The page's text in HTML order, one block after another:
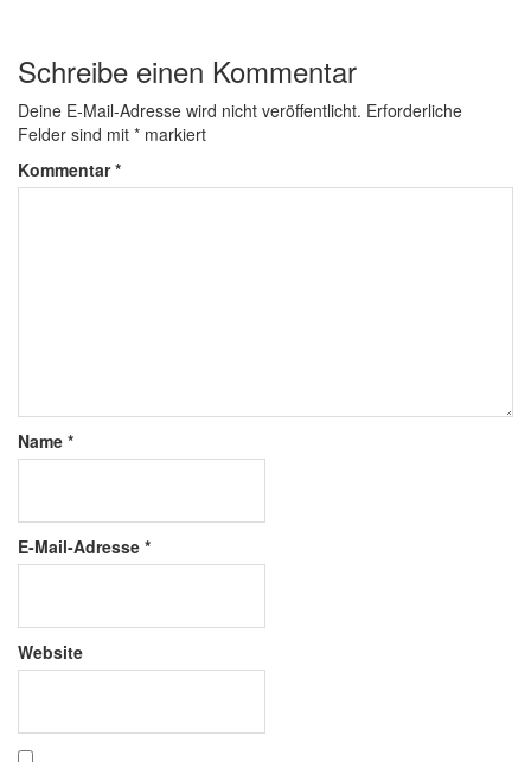
Schreibe einen Kommentar
Deine E-Mail-Adresse wird nicht veröffentlicht. Erforderliche
Felder sind mit * markiert
Kommentar*
Name *
E-Mail-Adresse *
Website